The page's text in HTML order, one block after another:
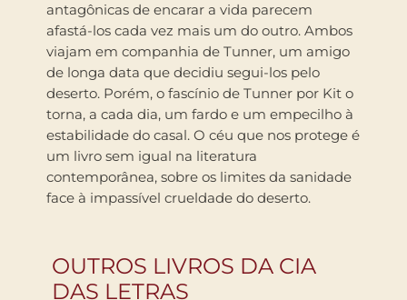
antagônicas de encarar a vida parecem
afastá-los cada vez mais um do outro. Ambos
viajam em companhia de Tunner, um amigo
de longa data que decidiu segui-los pelo
deserto. Porém, o fascínio de Tunner por Kit o
torna, a cada dia, um fardo e um empecilho à
estabilidade do casal. O céu que nos protege é
um livro sem igual na literatura
contemporânea, sobre os limites da sanidade
face à impassível crueldade do deserto.
OUTROS LIVROS DA CIA
DAS LETRAS